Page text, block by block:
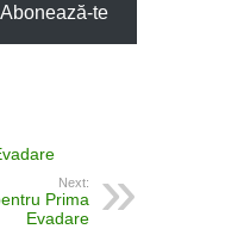
Abonează-te
Next:
Prima
Evadare